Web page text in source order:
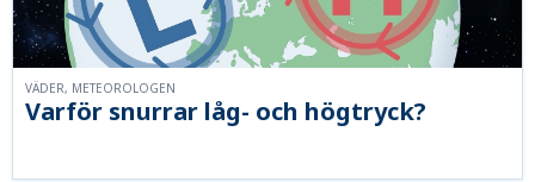
Varför snurrar låg- och högtryck?
VÄDER, METEOROLOGEN